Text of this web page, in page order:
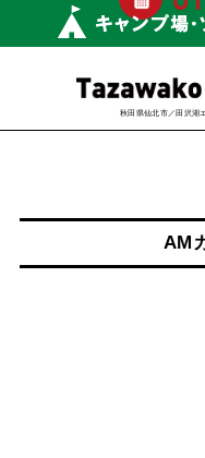
秋田県仙北市／田沢湖
AM